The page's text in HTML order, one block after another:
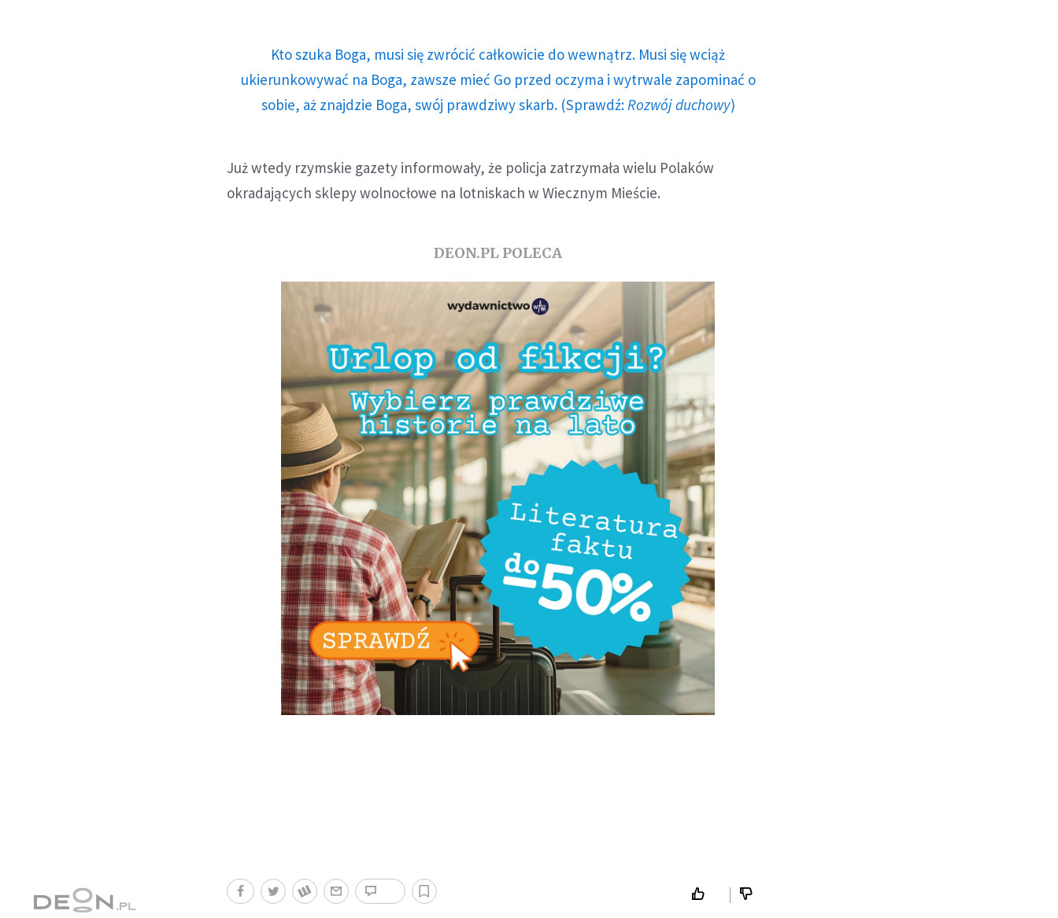
Kto szuka Boga, musi się zwrócić całkowicie do wewnątrz. Musi się wciąż
ukierunkowywać na Boga, zawsze mieć Go przed oczyma i wytrwale zapominać o
sobie, aż znajdzie Boga, swój prawdziwy skarb. (Sprawdź: Rozwój duchowy)
Już wtedy rzymskie gazety informowały, że policja zatrzymała wielu Polaków
okradających sklepy wolnocłowe na lotniskach w Wiecznym Mieście.
DEON.PL POLECA